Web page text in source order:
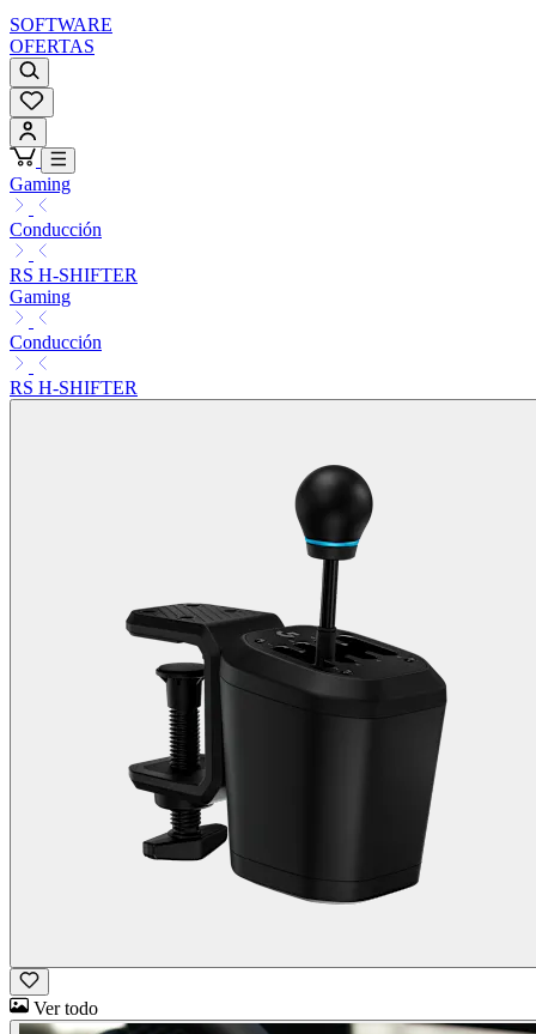
SOFTWARE
OFERTAS
Gaming
Conducción
RS H-SHIFTER
Gaming
Conducción
RS H-SHIFTER
Ver todo